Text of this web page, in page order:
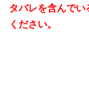
タバレを含んで
ください。